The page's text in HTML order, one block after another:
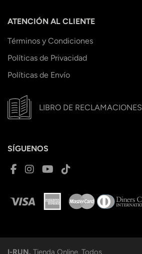
ATENCIÓN AL CLIENTE
Términos y Condiciones
Políticas de Privacidad
Políticas de Envío
LIBRO DE RECLAMACIONES
SÍGUENOS
I-RUN. Tienda Online. Todos